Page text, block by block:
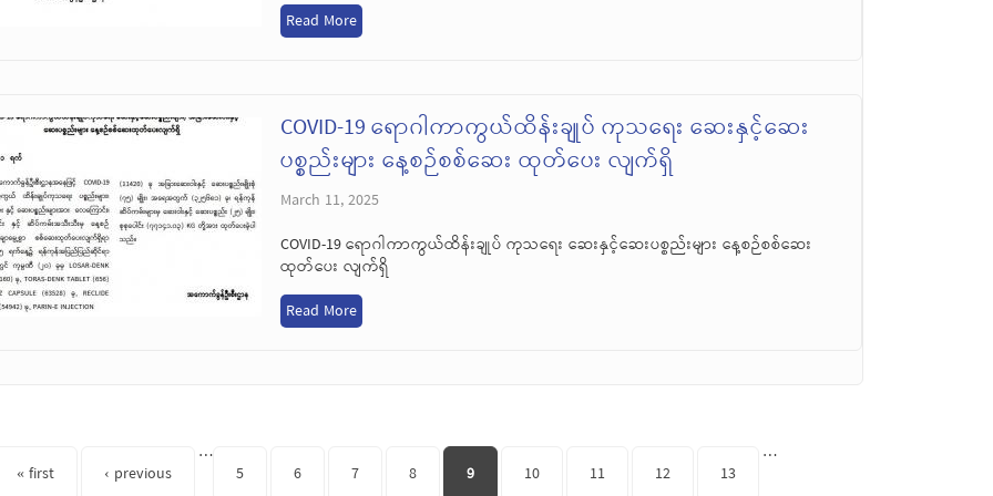
Read More
COVID-19 ရောဂါကာကွယ်ထိန်းချုပ် ကုသရေး ဆေးနှင့်ဆေး
ပစ္စည်းများ နေ့စဉ်စစ်ဆေး ထုတ်ပေး လျက်ရှိ
March 11, 2025
COVID-19 ရောဂါကာကွယ်ထိန်းချုပ် ကုသရေး ဆေးနှင့်ဆေးပစ္စည်းများ နေ့စဉ်စစ်ဆေး
ထုတ်ပေး လျက်ရှိ
Read More
« first ‹ previous
…
5
6 7 8 9 10 11 12 13
…